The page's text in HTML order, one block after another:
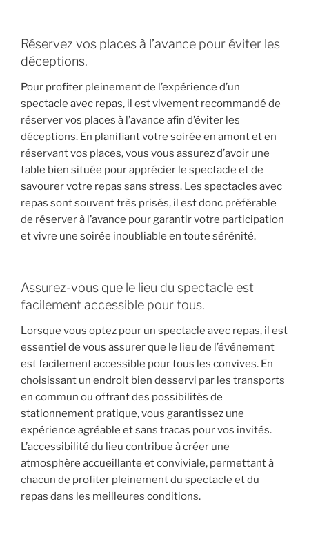
Réservez vos places à l’avance pour éviter les
déceptions.
Pour profiter pleinement de l’expérience d’un
spectacle avec repas, il est vivement recommandé de
réserver vos places à l’avance afin d’éviter les
déceptions. En planifiant votre soirée en amont et en
réservant vos places, vous vous assurez d’avoir une
table bien située pour apprécier le spectacle et de
savourer votre repas sans stress. Les spectacles avec
repas sont souvent très prisés, il est donc préférable
de réserver à l’avance pour garantir votre participation
et vivre une soirée inoubliable en toute sérénité.
Assurez-vous que le lieu du spectacle est
facilement accessible pour tous.
Lorsque vous optez pour un spectacle avec repas, il est
essentiel de vous assurer que le lieu de l’événement
est facilement accessible pour tous les convives. En
choisissant un endroit bien desservi par les transports
en commun ou offrant des possibilités de
stationnement pratique, vous garantissez une
expérience agréable et sans tracas pour vos invités.
L’accessibilité du lieu contribue à créer une
atmosphère accueillante et conviviale, permettant à
chacun de profiter pleinement du spectacle et du
repas dans les meilleures conditions.